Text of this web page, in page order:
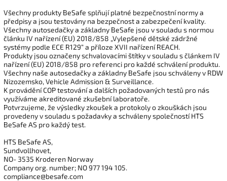
Všechny produkty BeSafe splňují platné bezpečnostní normy a
předpisy a jsou testovány na bezpečnost a zabezpečení kvality.
Všechny autosedačky a základny BeSafe jsou v souladu s normou
článku IV nařízení (EU) 2018/858 „Vylepšené dětské zádržné
systémy podle ECE R129“ a příloze XVII nařízení REACH.
Produkty jsou označeny schvalovacími štítky v souladu s článkem IV
nařízení (EU) 2018/858 pro referenci pro každé schválení produktu.
Všechny naše autosedačky a základny BeSafe jsou schváleny v RDW
Nizozemsko, Vehicle Admission & Surveillance.
K provádění COP testování a dalších požadovaných testů pro nás
využíváme akreditované zkušební laboratoře.
Potvrzujeme, že výsledky zkoušek a protokoly o zkouškách jsou
provedeny v souladu s požadavky a schváleny společností HTS
BeSafe AS pro každý test.
HTS BeSafe AS,
Sundvollhovet,
NO- 3535 Kroderen Norway
Company org. number; NO 977 194 105.
compliance@besafe.com